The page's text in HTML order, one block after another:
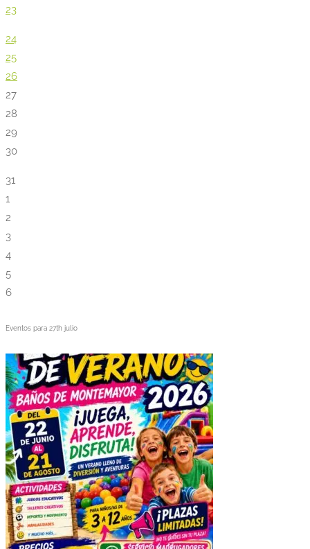
23
24
25
26
27
28
29
30
31
1
2
3
4
5
6
Eventos para 27th julio